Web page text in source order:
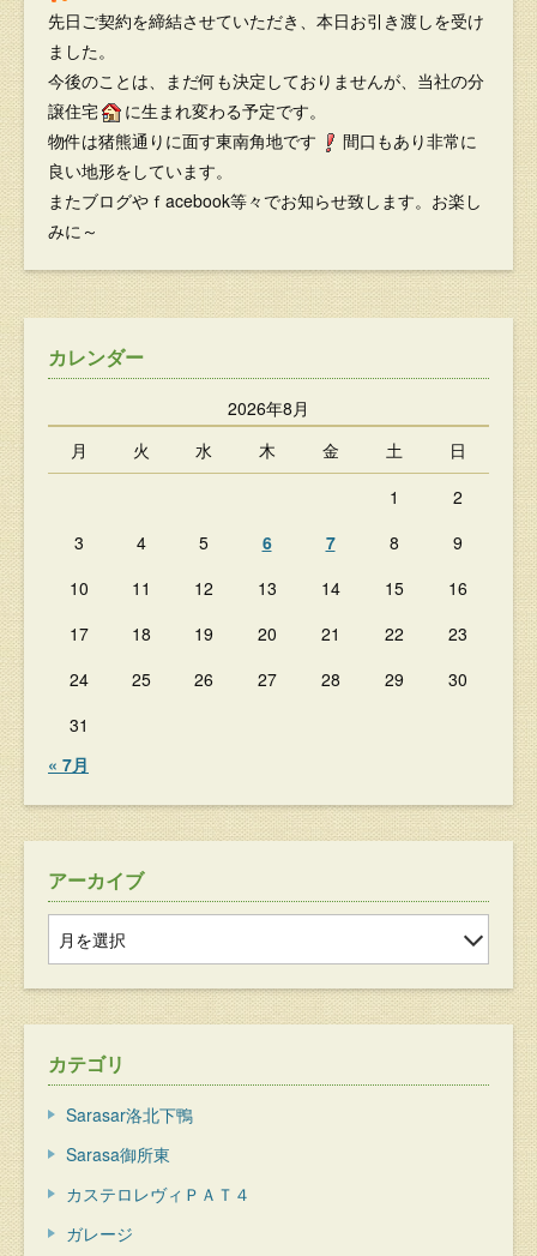
先日ご契約を締結させていただき、本日お引き渡しを受け
ました。
今後のことは、まだ何も決定しておりませんが、当社の分
譲住宅
に生まれ変わる予定です。
物件は猪熊通りに面す東南角地です
間口もあり非常に
良い地形をしています。
またブログやｆacebook等々でお知らせ致します。お楽し
みに～
カレンダー
2026年8月
月
火 水 木 金 土
日
1
2
3
4 5 6 7 8
9
10
11 12 13 14 15
16
17
18 19 20 21 22
23
24
25 26 27 28 29
30
31
« 7月
アーカイブ
カテゴリ
Sarasar洛北下鴨
Sarasa御所東
カステロレヴィＰＡＴ４
ガレージ